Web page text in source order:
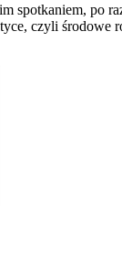
spotkaniem, po
czyli środowe